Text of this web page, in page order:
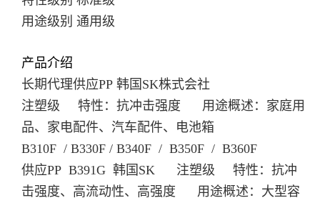
用途级别 通用级
产品介绍
长期代理供应PP 韩国SK株式会社
注塑级 特性：抗冲击强度 用途概述：家庭用
品、家电配件、汽车配件、电池箱
B310F / B330F / B340F / B350F / B360F
供应PP B391G 韩国SK 注塑级 特性：抗冲
击强度、高流动性、高强度 用途概述：大型容